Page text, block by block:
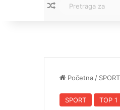
Nasumični
Početna / SPORT
SPORT TOP 1